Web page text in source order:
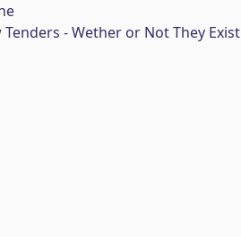
- Wether or Not They Exist